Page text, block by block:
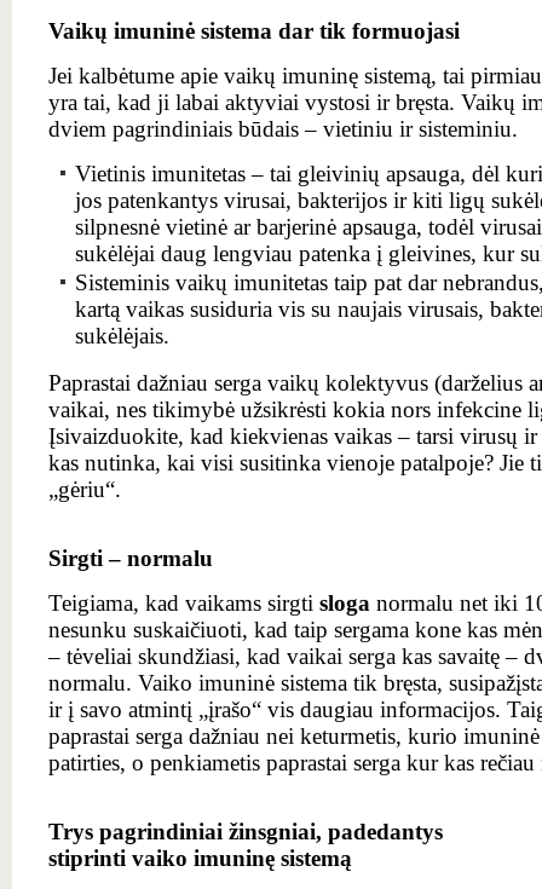
Vaikų imuninė sistema dar tik formuojasi
Jei kalbėtume apie vaikų imuninę sistemą, tai
yra tai, kad ji labai aktyviai vystosi ir bręsta. Vaikų
dviem pagrindiniais būdais – vietiniu ir sisteminiu.
Vietinis imunitetas – tai gleivinių apsauga, dėl
jos patenkantys virusai, bakterijos ir kiti ligų
silpnesnė vietinė ar barjerinė apsauga, todėl
sukėlėjai daug lengviau patenka į gleivines, kur
Sisteminis vaikų imunitetas taip pat dar
kartą vaikas susiduria vis su naujais virusais,
sukėlėjais.
Paprastai dažniau serga vaikų kolektyvus (darželius
vaikai, nes tikimybė užsikrėsti kokia nors infekcine
Įsivaizduokite, kad kiekvienas vaikas – tarsi virusų ir
kas nutinka, kai visi susitinka vienoje patalpoje? Jie
„gėriu“.
Sirgti – normalu
Teigiama, kad vaikams sirgti sloga normalu net iki
nesunku suskaičiuoti, kad taip sergama kone kas
– tėveliai skundžiasi, kad vaikai serga kas savaitę –
normalu. Vaiko imuninė sistema tik bręsta,
ir į savo atmintį „įrašo“ vis daugiau informacijos.
paprastai serga dažniau nei keturmetis, kurio
patirties, o penkiametis paprastai serga kur kas
Trys pagrindiniai žinsgniai, padedantys
stiprinti vaiko imuninę sistemą